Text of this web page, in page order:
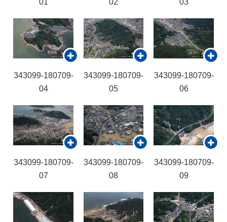
01 02 03
343099-180709-
04
343099-180709-
05
343099-180709-
06
343099-180709-
07
343099-180709-
08
343099-180709-
09